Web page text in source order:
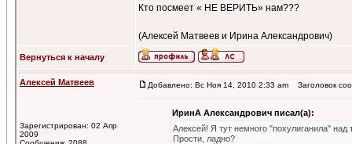
Кто посмеет « НЕ ВЕРИТЬ» нам???
(Алексей Матвеев и Ирина Александрович)
Вернуться к началу
Алексей Матвеев
Зарегистрирован: 02 Апр
2009
Добавлено: Вс Ноя 14, 2010 2:33 am Заголовок
ИринА Александрович писал(а):
Алексей! Я тут немного "похулиганила"
Прости, ладно?